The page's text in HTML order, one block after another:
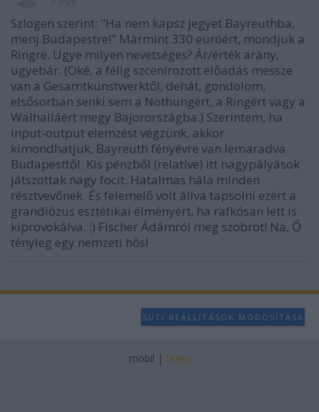
Szlogen szerint: "Ha nem kapsz jegyet Bayreuthba,
menj Budapestre!" Mármint 330 euróért, mondjuk a
Ringre. Ugye milyen nevetséges? Ár/érték arány,
ugyebár. (Oké, a félig szcenírozott előadás messze
van a Gesamtkunstwerktől, dehát, gondolom,
elsősorban senki sem a Nothungért, a Ringért vagy a
Walhalláért megy Bajorországba.) Szerintem, ha
input-output elemzést végzünk, akkor
kimondhatjuk, Bayreuth fényévre van lemaradva
Budapesttől. Kis pénzből (relatíve) itt nagypályások
játszottak nagy focit. Hatalmas hála minden
résztvevőnek. És felemelő volt állva tapsolni ezért a
grandiózus esztétikai élményért, ha rafkósan lett is
kiprovokálva. :) Fischer Ádámról meg szobrot! Na, Ő
tényleg egy nemzeti hős!
SÜTI BEÁLLÍTÁSOK MÓDOSÍTÁSA
mobil | teljes